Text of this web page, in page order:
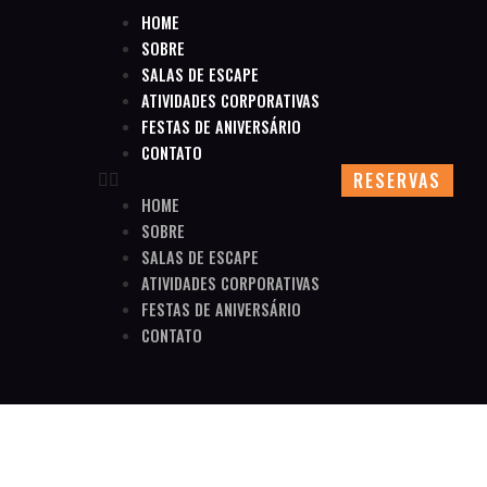
HOME
SOBRE
SALAS DE ESCAPE
ATIVIDADES CORPORATIVAS
FESTAS DE ANIVERSÁRIO
CONTATO
HOME
SOBRE
SALAS DE ESCAPE
ATIVIDADES CORPORATIVAS
FESTAS DE ANIVERSÁRIO
CONTATO
RESERVAS